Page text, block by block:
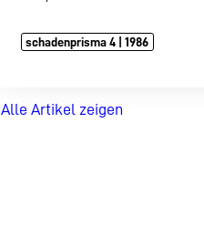
schadenprisma 4 | 1986
Alle Artikel zeigen